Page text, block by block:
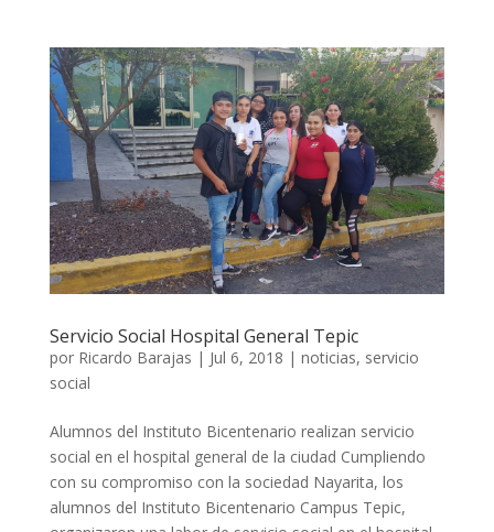
Servicio Social Hospital General Tepic
por Ricardo Barajas | Jul 6, 2018 | noticias, servicio
social
Alumnos del Instituto Bicentenario realizan servicio
social en el hospital general de la ciudad Cumpliendo
con su compromiso con la sociedad Nayarita, los
alumnos del Instituto Bicentenario Campus Tepic,